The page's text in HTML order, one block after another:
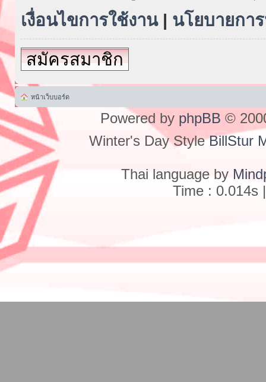
เงื่อนไขการใช้งาน| นโยบายกา
สมัครสมาชิก
หน้าเว็บบอร์ด
Powered by phpBB ©
Winter's Day StyleBillStur
Thai language by
Time : 0.014s